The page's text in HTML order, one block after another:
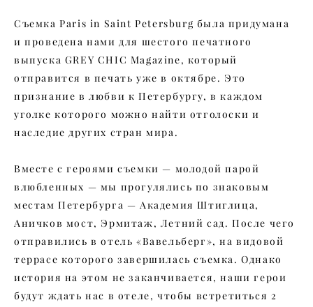
Съемка Paris in Saint Petersburg была придумана
и проведена нами для шестого печатного
выпуска GREY CHIC Magazine, который
отправится в печать уже в октябре. Это
признание в любви к Петербургу, в каждом
уголке которого можно найти отголоски и
наследие других стран мира.
Вместе с героями съемки — молодой парой
влюбленных — мы прогулялись по знаковым
местам Петербурга — Академия Штиглица,
Аничков мост, Эрмитаж, Летний сад. После чего
отправились в отель «Вавельберг», на видовой
террасе которого завершилась съемка. Однако
история на этом не заканчивается, наши герои
будут ждать нас в отеле, чтобы встретиться 2